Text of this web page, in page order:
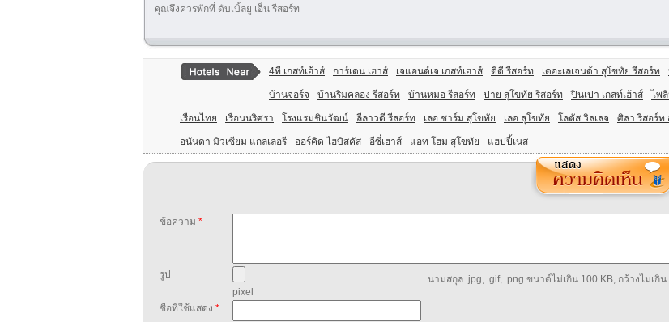
คุณจึงควรพักที่ ดับเบิ้ลยู เอ็น รีสอร์ท
4ที เกสท์เฮ้าส์ การ์เดน เฮาส์ เจแอนด์เจ เกสท์เฮาส์ ดีดี รีสอร์ท เดอะเลเจนด้า สุโขทัย รีสอร์ท
บ้านจอร์จ บ้านริมคลอง รีสอร์ท บ้านหมอ รีสอร์ท ปาย สุโขทัย รีสอร์ท ปินเปา เกสท์เฮ้าส์ ไพ
เรือนไทย เรือนนริศรา โรงแรมชินวัฒน์ ลีลาวดี รีสอร์ท เลอ ชาร์ม สุโขทัย เลอ สุโขทัย โลตัส วิลเลจ ศิลา รีสอร์ท
อนันดา มิวเซียม แกลเลอรี ออร์คิด ไฮบิสคัส อีซี่เฮาส์ แอท โฮม สุโขทัย แฮปปี้เนส
ข้อความ *
รูป
นามสกุล .jpg, .gif, .png ขนาด์ไม่เกิน 100 KB, กว้างไม่เกิน
pixel
ชื่อที่ใช้แสดง *